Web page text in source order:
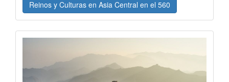
Reinos y Culturas en Asia Central en el 560